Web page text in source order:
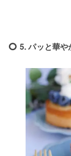
5. パッと華や